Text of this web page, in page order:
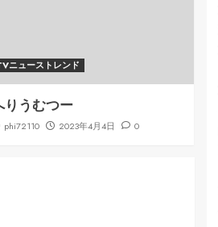
ニューストレンド
りうむつー
phi72110 2023年4月4日 0